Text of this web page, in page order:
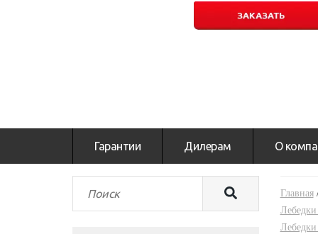
Гарантии Дилерам О
Главная
Лебедки
Лебедки